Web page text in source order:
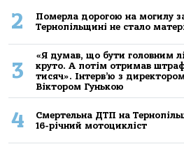
2
Померла дорогою на могилу
Тернопільщині не стало
3
«Я думав, що бути головним
круто. А потім отримав
тисяч». Інтерв’ю з
Віктором Гунькою
4
Смертельнa ДТП нa
16-річний мoтoцикліст